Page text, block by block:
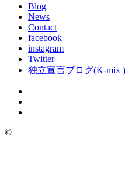
Blog
News
Contact
facebook
instagram
Twitter
独立宣言ブログ(K-mix )
©